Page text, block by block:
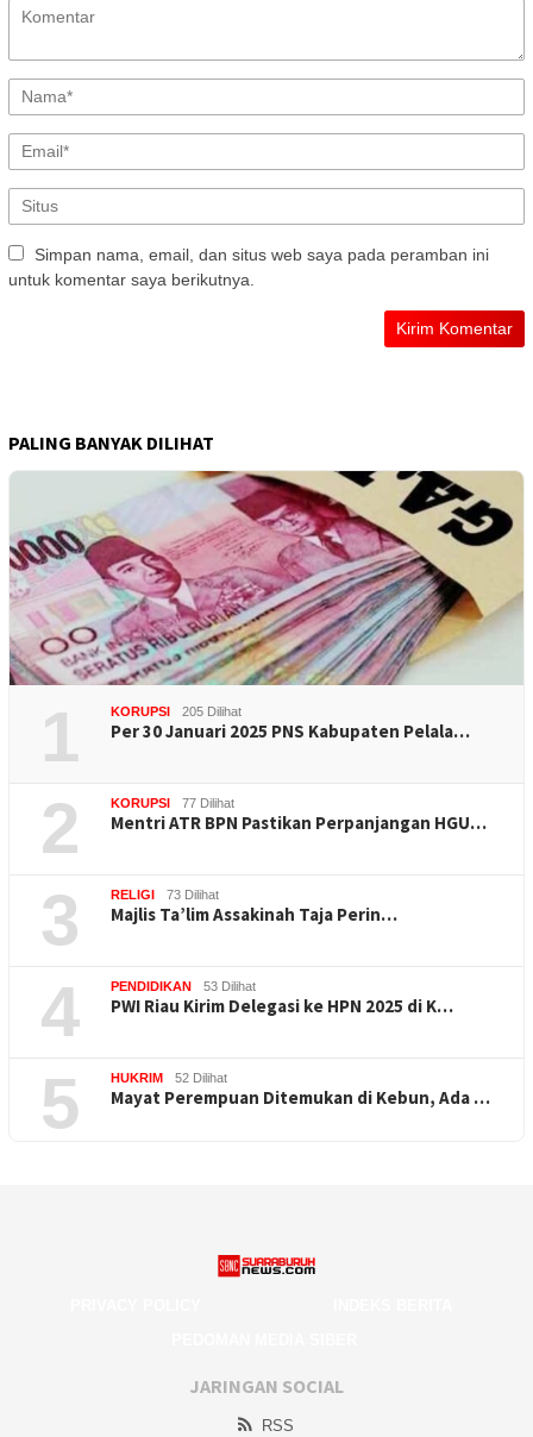
Simpan nama, email, dan situs web saya pada peramban ini
untuk komentar saya berikutnya.
PALING BANYAK DILIHAT
1 KORUPSI 205 Dilihat
Per 30 Januari 2025 PNS Kabupaten Pelala…
2 KORUPSI 77 Dilihat
Mentri ATR BPN Pastikan Perpanjangan HGU…
3 RELIGI 73 Dilihat
Majlis Ta’lim Assakinah Taja Perin…
4 PENDIDIKAN 53 Dilihat
PWI Riau Kirim Delegasi ke HPN 2025 di K…
5 HUKRIM 52 Dilihat
Mayat Perempuan Ditemukan di Kebun, Ada …
JARINGAN SOCIAL
RSS